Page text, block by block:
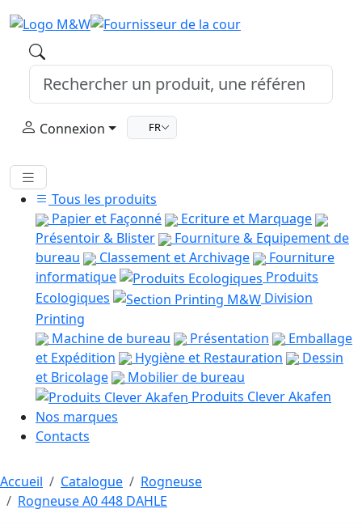
Connexion FR
Tous les produits
Papier et Façonné
Ecriture et Marquage
Présentoir & Blister
Fourniture & Equipement de
bureau
Classement et Archivage
Fourniture
informatique
Produits
Ecologiques
Division
Printing
Machine de bureau
Présentation
Emballage
et Expédition
Hygiène et Restauration
Dessin
et Bricolage
Mobilier de bureau
Produits Clever Akafen
Nos marques
Contacts
Accueil Catalogue
Rogneuse
Rogneuse A0 448 DAHLE